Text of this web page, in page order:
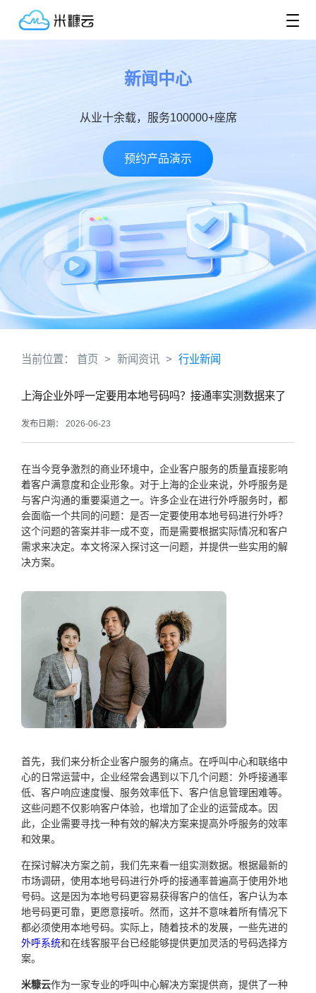
新闻中心
从业十余载，服务100000+座席
预约产品演示
当前位置： 首页 > 新闻资讯 > 行业新闻
上海企业外呼一定要用本地号码吗？接通率实测数据来了
发布日期： 2026-06-23
在当今竞争激烈的商业环境中，企业客户服务的质量直接影响
着客户满意度和企业形象。对于上海的企业来说，外呼服务是
与客户沟通的重要渠道之一。许多企业在进行外呼服务时，都
会面临一个共同的问题：是否一定要使用本地号码进行外呼？
这个问题的答案并非一成不变，而是需要根据实际情况和客户
需求来决定。本文将深入探讨这一问题，并提供一些实用的解
决方案。
首先，我们来分析企业客户服务的痛点。在呼叫中心和联络中
心的日常运营中，企业经常会遇到以下几个问题：外呼接通率
低、客户响应速度慢、服务效率低下、客户信息管理困难等。
这些问题不仅影响客户体验，也增加了企业的运营成本。因
此，企业需要寻找一种有效的解决方案来提高外呼服务的效率
和效果。
在探讨解决方案之前，我们先来看一组实测数据。根据最新的
市场调研，使用本地号码进行外呼的接通率普遍高于使用外地
号码。这是因为本地号码更容易获得客户的信任，客户认为本
地号码更可靠，更愿意接听。然而，这并不意味着所有情况下
都必须使用本地号码。实际上，随着技术的发展，一些先进的
外呼系统和在线客服平台已经能够提供更加灵活的号码选择方
案。
米糠云作为一家专业的呼叫中心解决方案提供商，提供了一种